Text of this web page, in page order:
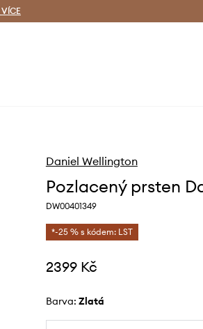
VÍCE
Daniel Wellington
Pozlacený prsten
DW00401349
*-25 % s kódem: LST
2399 Kč
Barva: zlatá